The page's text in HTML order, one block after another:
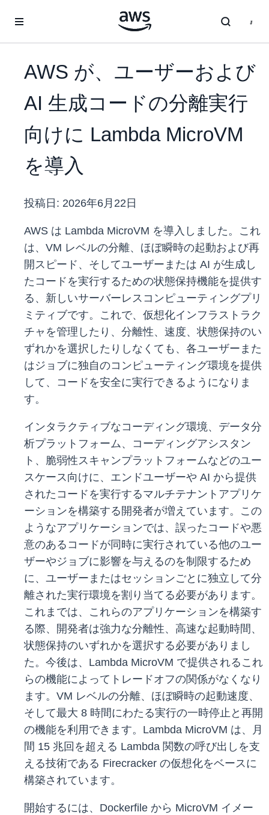
AWS が、ユーザーおよび
AI 生成コードの分離実行
向けに Lambda MicroVM
を導入
投稿日: 2026年6月22日
AWS は Lambda MicroVM を導入しました。これ
は、VM レベルの分離、ほぼ瞬時の起動および再
開スピード、そしてユーザーまたは AI が生成し
たコードを実行するための状態保持機能を提供す
る、新しいサーバーレスコンピューティングプリ
ミティブです。これで、仮想化インフラストラク
チャを管理したり、分離性、速度、状態保持のい
ずれかを選択したりしなくても、各ユーザーまた
はジョブに独自のコンピューティング環境を提供
して、コードを安全に実行できるようになりま
す。
インタラクティブなコーディング環境、データ分
析プラットフォーム、コーディングアシスタン
ト、脆弱性スキャンプラットフォームなどのユー
スケース向けに、エンドユーザーや AI から提供
されたコードを実行するマルチテナントアプリケ
ーションを構築する開発者が増えています。この
ようなアプリケーションでは、誤ったコードや悪
意のあるコードが同時に実行されている他のユー
ザーやジョブに影響を与えるのを制限するため
に、ユーザーまたはセッションごとに独立して分
離された実行環境を割り当てる必要があります。
これまでは、これらのアプリケーションを構築す
る際、開発者は強力な分離性、高速な起動時間、
状態保持のいずれかを選択する必要がありまし
た。今後は、Lambda MicroVM で提供されるこれ
らの機能によってトレードオフの関係がなくなり
ます。VM レベルの分離、ほぼ瞬時の起動速度、
そして最大 8 時間にわたる実行の一時停止と再開
の機能を利用できます。Lambda MicroVM は、月
間 15 兆回を超える Lambda 関数の呼び出しを支
える技術である Firecracker の仮想化をベースに
構築されています。
開始するには、Dockerfile から MicroVM イメー